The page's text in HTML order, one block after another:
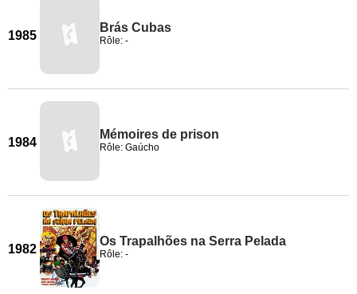
1985
Brás Cubas
Rôle: -
1984
Mémoires de prison
Rôle: Gaúcho
1982
Os Trapalhões na Serra Pelada
Rôle: -